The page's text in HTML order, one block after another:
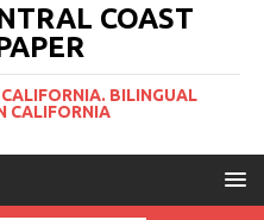
COAST
BILINGUAL
CALIFORNIA